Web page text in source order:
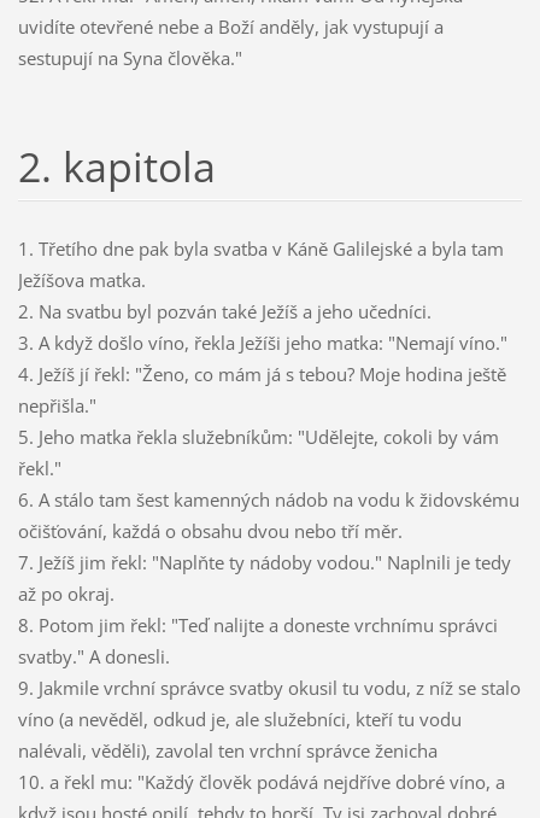
uvidíte otevřené nebe a Boží anděly, jak vystupují a
sestupují na Syna člověka."
2. kapitola
1. Třetího dne pak byla svatba v Káně Galilejské a byla tam
Ježíšova matka.
2. Na svatbu byl pozván také Ježíš a jeho učedníci.
3. A když došlo víno, řekla Ježíši jeho matka: "Nemají víno."
4. Ježíš jí řekl: "Ženo, co mám já s tebou? Moje hodina ještě
nepřišla."
5. Jeho matka řekla služebníkům: "Udělejte, cokoli by vám
řekl."
6. A stálo tam šest kamenných nádob na vodu k židovskému
očišťování, každá o obsahu dvou nebo tří měr.
7. Ježíš jim řekl: "Naplňte ty nádoby vodou." Naplnili je tedy
až po okraj.
8. Potom jim řekl: "Teď nalijte a doneste vrchnímu správci
svatby." A donesli.
9. Jakmile vrchní správce svatby okusil tu vodu, z níž se stalo
víno (a nevěděl, odkud je, ale služebníci, kteří tu vodu
nalévali, věděli), zavolal ten vrchní správce ženicha
10. a řekl mu: "Každý člověk podává nejdříve dobré víno, a
když jsou hosté opilí, tehdy to horší. Ty jsi zachoval dobré